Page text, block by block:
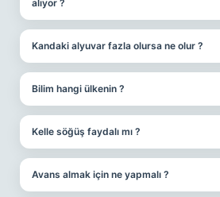
alıyor ?
Kandaki alyuvar fazla olursa ne olur ?
Bilim hangi ülkenin ?
Kelle söğüş faydalı mı ?
Avans almak için ne yapmalı ?